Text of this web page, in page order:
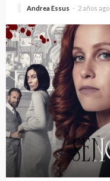
Andrea Essus 2 años ago